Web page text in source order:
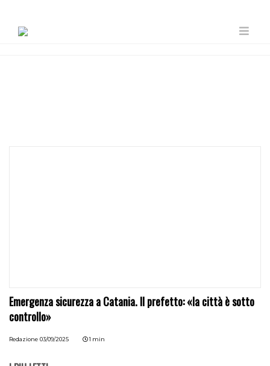
Emergenza sicurezza a Catania. Il prefetto: «la città è sotto
controllo»
Redazione 03/09/2025 1 min